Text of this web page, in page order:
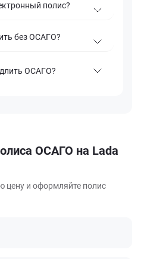
полис?
без ОСАГО?
ОСАГО?
ОСАГО на Lada
цену и оформляйте полис